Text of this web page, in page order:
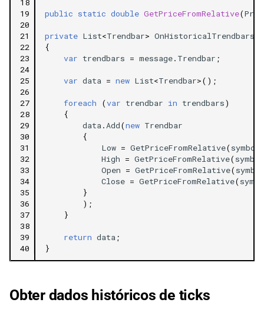
19
20
21
22
23
24
25
26
27
28
29
30
31
32
33
34
35
36
37
38
39
40
public static double GetPriceFromRelative(
private List<Trendbar>
{
var trendbars = message. Trendbar ;
var data = new List<Trendbar>();
foreach (var trendbar in trendbars)
{
data . Add(new Trendbar
{
Low = GetPriceFromRelative(symbol
High = GetPriceFromRelative(symbol
Open = GetPriceFromRelative(symbol
Close = GetPriceFromRelative(
}
);
}
return data ;
}
Obter dados históricos de ticks